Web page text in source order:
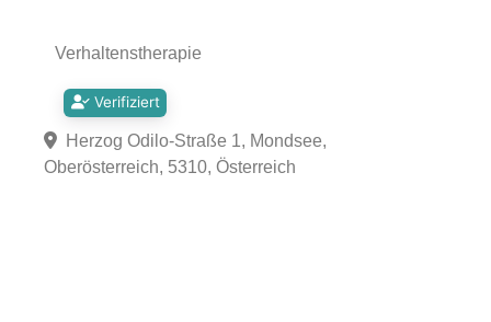
Verhaltenstherapie
Verifiziert
Herzog Odilo-Straße 1, Mondsee,
Oberösterreich, 5310, Österreich